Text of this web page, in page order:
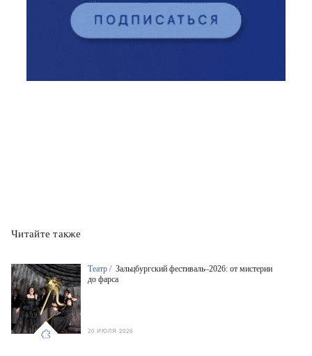
Читайте также
Театр / Зальцбургский фестиваль–2026: от мистерии
до фарса
20 ИЮЛЯ 2026